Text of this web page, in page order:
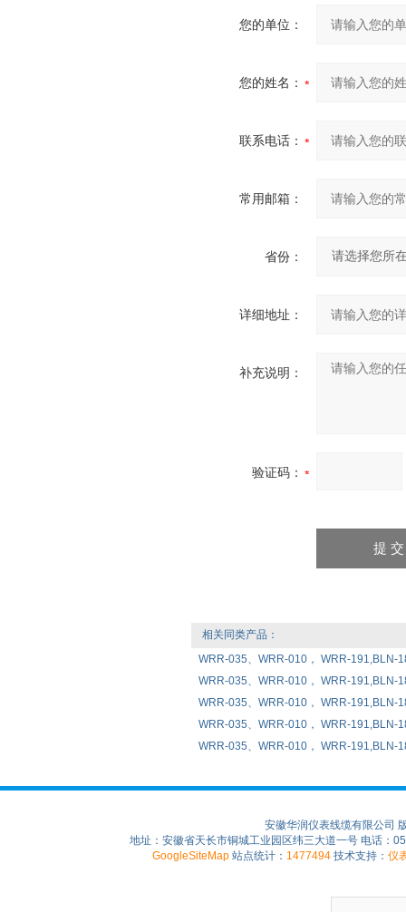
您的单位：
您的姓名：
联系电话：
常用邮箱：
省份：
详细地址：
补充说明：
验证码：
相关同类产品：
WRR-035、WRR-010， WRR-191,BLN-
WRR-035、WRR-010， WRR-191,BLN-
WRR-035、WRR-010， WRR-191,BLN-
WRR-035、WRR-010， WRR-191,BLN-
WRR-035、WRR-010， WRR-191,BLN-
安徽华润仪表线缆有限公司
地址：安徽省天长市铜城工业园区纬三大道一号 电话：
GoogleSiteMap 站点统计： 1477494 技术支持： 仪